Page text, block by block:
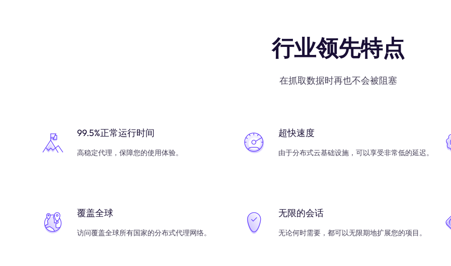
行业领先特点
在抓取数据时再也不会被阻塞
99.5%正常运行时间
高稳定代理，保障您的使用体验。
超快速度
由于分布式云基础设施，可以享受非常低的延迟。
覆盖全球
访问覆盖全球所有国家的分布式代理网络。
无限的会话
无论何时需要，都可以无限期地扩展您的项目。